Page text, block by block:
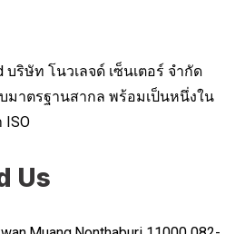
บริษัท โนวเลจด์ เซ็นเตอร์ จำกัด
มาตรฐานสากล พร้อมเป็นหนึ่งใน
ISO
Us